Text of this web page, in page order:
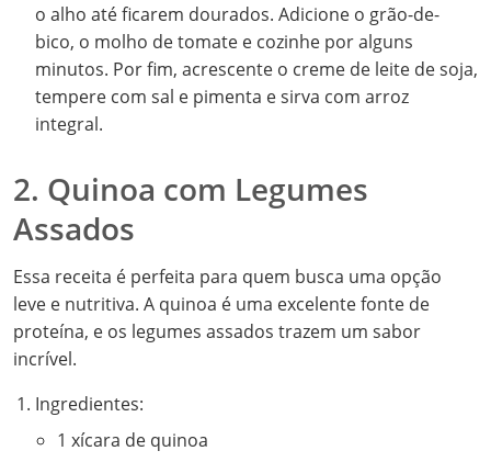
o alho até ficarem dourados. Adicione o grão-de-
bico, o molho de tomate e cozinhe por alguns
minutos. Por fim, acrescente o creme de leite de soja,
tempere com sal e pimenta e sirva com arroz
integral.
2. Quinoa com Legumes
Assados
Essa receita é perfeita para quem busca uma opção
leve e nutritiva. A quinoa é uma excelente fonte de
proteína, e os legumes assados trazem um sabor
incrível.
Ingredientes:
1 xícara de quinoa